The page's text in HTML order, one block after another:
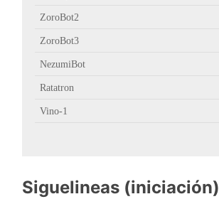
ZoroBot2
ZoroBot3
NezumiBot
Ratatron
Vino-1
Siguelineas (iniciación)